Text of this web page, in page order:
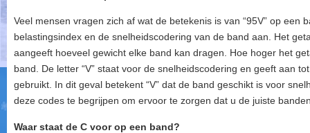
Veel mensen vragen zich af wat de betekenis is van “95V” op een
belastingsindex en de snelheidscodering van de band aan. Het
aangeeft hoeveel gewicht elke band kan dragen. Hoe hoger het
band. De letter “V” staat voor de snelheidscodering en geeft aan
gebruikt. In dit geval betekent “V” dat de band geschikt is voor
deze codes te begrijpen om ervoor te zorgen dat u de juiste
Waar staat de C voor op een band?